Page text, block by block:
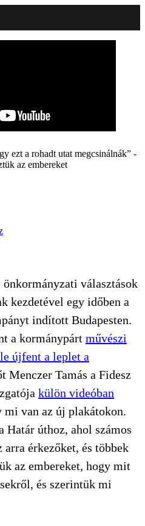
ezt a rohadt utat megcsinálnák” -
az embereket
választások
kezdetével egy időben a
indított Budapesten.
a kormánypárt művészi
újfent a leplet a
Menczer Tamás a Fidesz
külön videóban
mi van az új plakátokon.
Határ úthoz, ahol számos
érkezőket, és többek
az embereket, hogy mit
és szerintük mi